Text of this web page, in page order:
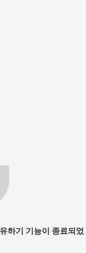
하기 기능이 종료되었